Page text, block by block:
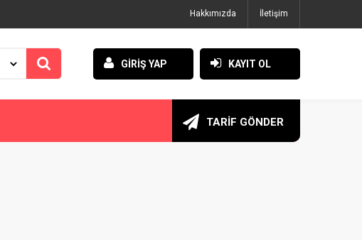
Hakkımızda İletişim
GİRİŞ YAP KAYIT OL
TARİF GÖNDER